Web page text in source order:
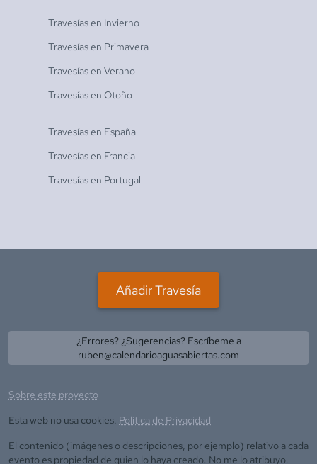
Travesías en Invierno
Travesías en Primavera
Travesías en Verano
Travesías en Otoño
Travesías en España
Travesías en Francia
Travesías en Portugal
Añadir Travesía
¿Errores? ¿Sugerencias? Escríbeme a
ruben@calendarioaguasabiertas.com
Sobre este proyecto
Esta web no usa cookies. Política de Privacidad
El contenido (imágenes o descripciones, por ejemplo) relativo a cada
evento es propiedad de quien lo haya creado. No me lo atribuyo.